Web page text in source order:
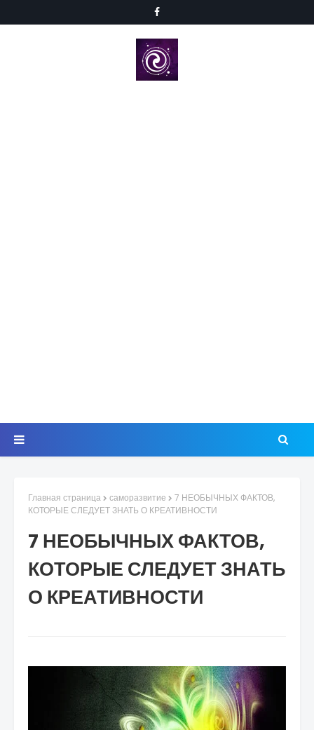
Главная страница саморазвитие
7 НЕОБЫЧНЫХ ФАКТОВ,
КОТОРЫЕ СЛЕДУЕТ ЗНАТЬ О КРЕАТИВНОСТИ
7 НЕОБЫЧНЫХ ФАКТОВ,
КОТОРЫЕ СЛЕДУЕТ ЗНАТЬ
О КРЕАТИВНОСТИ